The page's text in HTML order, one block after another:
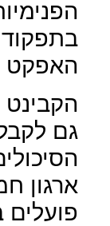
האפקט
הקבינט
גם
ארגון